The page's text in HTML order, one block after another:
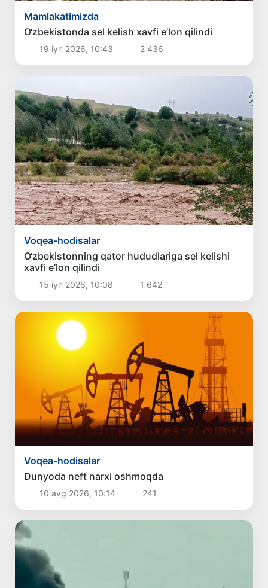
Mamlakatimizda
O‘zbekistonda sel kelish xavfi e’lon qilindi
19 iyn 2026, 10:43 2 436
Voqea-hodisalar
O‘zbekistonning qator hududlariga sel kelishi
xavfi e’lon qilindi
15 iyn 2026, 10:08 1 642
Voqea-hodisalar
Dunyoda neft narxi oshmoqda
10 avg 2026, 10:14 241